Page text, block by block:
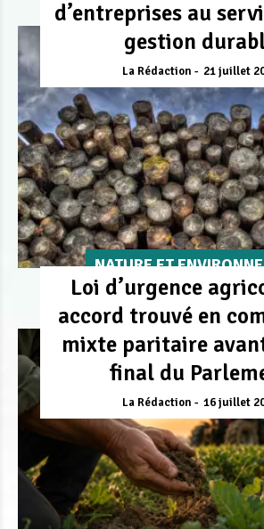
d’entreprises au
gestion
La Rédaction 21 juillet
NATURE ET
Loi d’urgence
accord trouvé en
mixte paritaire
final du
La Rédaction 16 juillet